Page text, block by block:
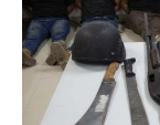
haití.jpg